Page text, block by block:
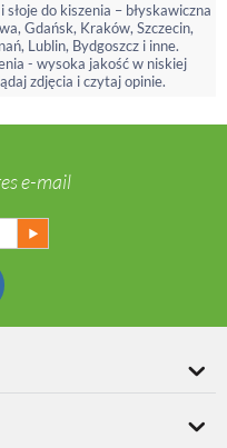
do kiszenia – błyskawiczna
Gdańsk, Kraków, Szczecin,
Lublin, Bydgoszcz i inne.
- wysoka jakość w niskiej
zdjęcia i czytaj opinie.
e-mail